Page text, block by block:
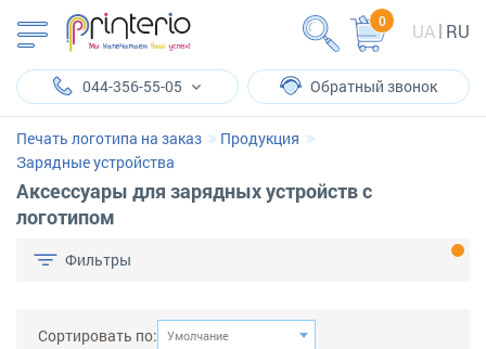
UA RU
0
044-356-55-05 Обратный звонок
Аксессуары для зарядных устройств с
логотипом
Печать логотипа на заказ
Продукция
Зарядные устройства
Фильтры
Сортировать по: Умолчание